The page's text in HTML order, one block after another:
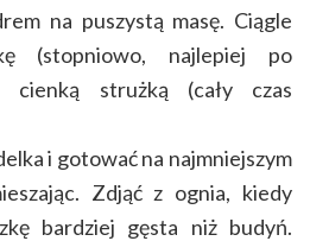
na puszystą masę. Ciągle
(stopniowo, najlepiej po
cienką strużką (cały czas
i gotować na najmniejszym
Zdjąć z ognia, kiedy
bardziej gęsta niż budyń.